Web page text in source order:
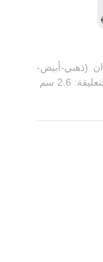
(ذهبي-أبيض-
2.6 سم